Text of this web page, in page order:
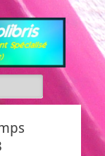
Colibris